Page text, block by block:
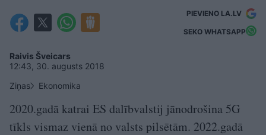
PIEVIENO LA.LV
SEKO WHATSAPP
Raivis Šveicars
12:43, 30. augusts 2018
Ziņas
Ekonomika
2020.gadā katrai ES dalībvalstij jānodrošina 5G
tīkls vismaz vienā no valsts pilsētām. 2022.gadā